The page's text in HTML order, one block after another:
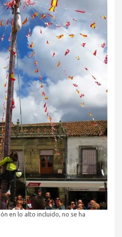
en lo alto incluido, no se ha